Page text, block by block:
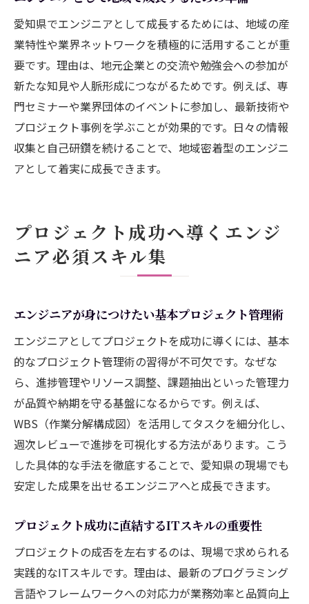
プロジェクト推進に不可欠な伝達力の高め
方
エンジニア同士の連携を円滑にするコツ
課題共有で実践するコミュニケーション力
愛知県の現場で役立つ対人関係の築き方
プロジェクトマネージャーに必要な提案力
強化
現場で役立つプロジェクト推進ノウハウ徹底解
プロジェクト成功を導く計画設計の極意
現場で役立つトラブル対応力の身につけ方
エンジニア視点での効率的な進捗管理法
実体験から学ぶプロジェクト運営の工夫
理想のキャリア像を叶える愛知県エンジニアの
エンジニアが理想の働き方を実現する方法
愛知県で選べる多様なキャリアパスとは
キャリア設計で意識したい現場選びのコツ
エンジニアに適した働き方の最新トレンド
長期的な成長を見据えたキャリア戦略
集術
愛知県でエンジニアとして成長するためには、地域の産
業特性や業界ネットワークを積極的に活用することが重
要です。理由は、地元企業との交流や勉強会への参加が
新たな知見や人脈形成につながるためです。例えば、専
門セミナーや業界団体のイベントに参加し、最新技術や
プロジェクト事例を学ぶことが効果的です。日々の情報
収集と自己研鑽を続けることで、地域密着型のエンジニ
アとして着実に成長できます。
プロジェクト成功へ導くエンジ
ニア必須スキル集
エンジニアが身につけたい基本プロジェクト管理術
エンジニアとしてプロジェクトを成功に導くには、基本
的なプロジェクト管理術の習得が不可欠です。なぜな
ら、進捗管理やリソース調整、課題抽出といった管理力
が品質や納期を守る基盤になるからです。例えば、
WBS（作業分解構成図）を活用してタスクを細分化し、
週次レビューで進捗を可視化する方法があります。こう
した具体的な手法を徹底することで、愛知県の現場でも
安定した成果を出せるエンジニアへと成長できます。
プロジェクト成功に直結するITスキルの重要性
プロジェクトの成否を左右するのは、現場で求められる
実践的なITスキルです。理由は、最新のプログラミング
言語やフレームワークへの対応力が業務効率と品質向上